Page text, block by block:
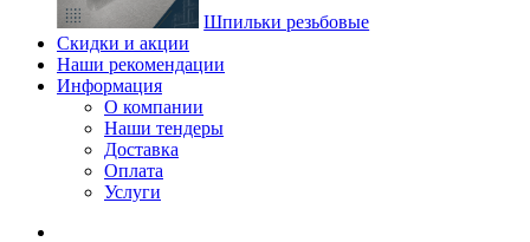
Шпильки резьбовые
Скидки и акции
Наши рекомендации
Информация
О компании
Наши тендеры
Доставка
Оплата
Услуги